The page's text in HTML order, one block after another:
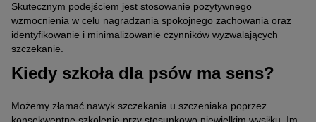
Skutecznym podejściem jest stosowanie pozytywnego
wzmocnienia w celu nagradzania spokojnego zachowania oraz
identyfikowanie i minimalizowanie czynników wyzwalających
szczekanie.
Kiedy szkoła dla psów ma sens?
Możemy złamać nawyk szczekania u szczeniaka poprzez